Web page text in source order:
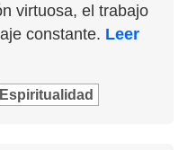
virtuosa, el trabajo
constante. Leer
Espiritualidad